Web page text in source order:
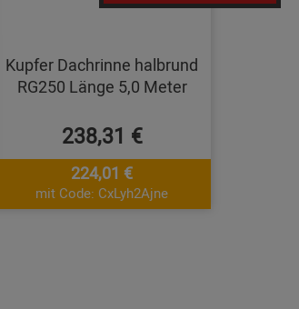
Kupfer Dachrinne halbrund
RG250 Länge 5,0 Meter
238,31 €
224,01 €
mit Code: CxLyh2Ajne